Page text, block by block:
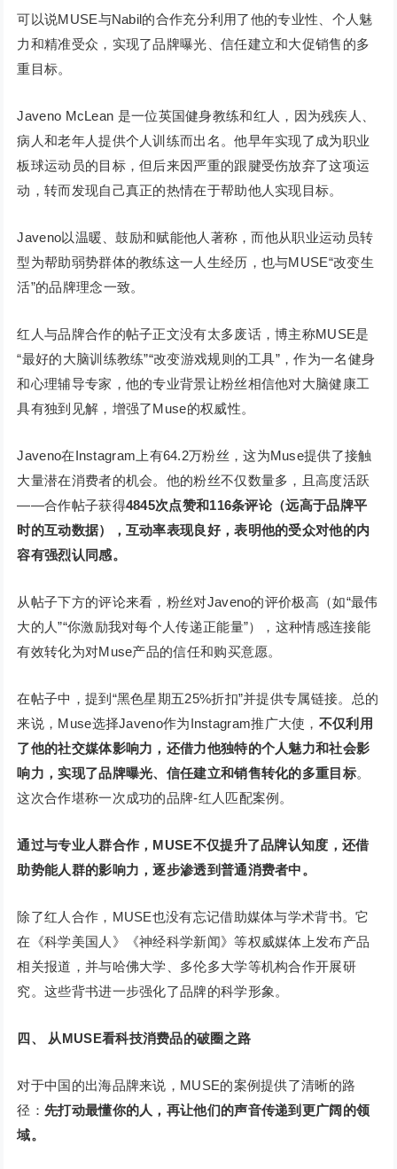
可以说MUSE与Nabil的合作充分利用了他的专业性、个人魅
力和精准受众，实现了品牌曝光、信任建立和大促销售的多
重目标。
Javeno McLean 是一位英国健身教练和红人，因为残疾人、
病人和老年人提供个人训练而出名。他早年实现了成为职业
板球运动员的目标，但后来因严重的跟腱受伤放弃了这项运
动，转而发现自己真正的热情在于帮助他人实现目标。
Javeno以温暖、鼓励和赋能他人著称，而他从职业运动员转
型为帮助弱势群体的教练这一人生经历，也与MUSE“改变生
活”的品牌理念一致。
红人与品牌合作的帖子正文没有太多废话，博主称MUSE是
“最好的大脑训练教练”“改变游戏规则的工具”，作为一名健身
和心理辅导专家，他的专业背景让粉丝相信他对大脑健康工
具有独到见解，增强了Muse的权威性。
Javeno在Instagram上有64.2万粉丝，这为Muse提供了接触
大量潜在消费者的机会。他的粉丝不仅数量多，且高度活跃
——合作帖子获得4845次点赞和116条评论（远高于品牌平
时的互动数据）， 互动率表现良好，表明他的受众对他的内
容有强烈认同感。
从帖子下方的评论来看，粉丝对Javeno的评价极高（如“最伟
大的人”“你激励我对每个人传递正能量”），这种情感连接能
有效转化为对Muse产品的信任和购买意愿。
在帖子中，提到“黑色星期五25%折扣”并提供专属链接。总的
来说，Muse选择Javeno作为Instagram推广大使， 不仅利用
了他的社交媒体影响力，还借力他独特的个人魅力和社会影
响力，实现了品牌曝光、信任建立和销售转化的多重目标。
这次合作堪称一次成功的品牌-红人匹配案例。
通过与专业人群合作，MUSE不仅提升了品牌认知度，还借
助势能人群的影响力，逐步渗透到普通消费者中。
除了红人合作，MUSE也没有忘记借助媒体与学术背书。它
在《科学美国人》《神经科学新闻》等权威媒体上发布产品
相关报道，并与哈佛大学、多伦多大学等机构合作开展研
究。这些背书进一步强化了品牌的科学形象。
四、 从MUSE看科技消费品的破圈之路
对于中国的出海品牌来说，MUSE的案例提供了清晰的路
径：先打动最懂你的人，再让他们的声音传递到更广阔的领
域。